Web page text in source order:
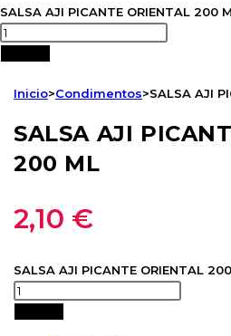
SALSA AJI PICANTE ORIENTAL 200
Inicio>Condimentos>SALSA AJI
SALSA AJI
200 ML
2,10 €
SALSA AJI PICANTE ORIENTAL